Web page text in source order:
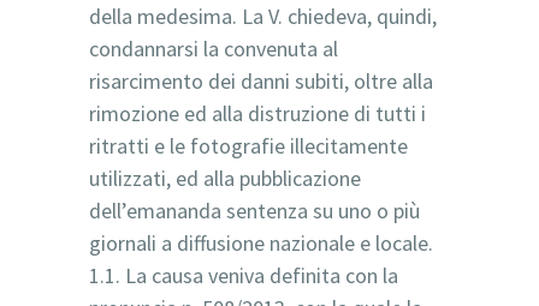
della medesima. La V. chiedeva, quindi,
condannarsi la convenuta al
risarcimento dei danni subiti, oltre alla
rimozione ed alla distruzione di tutti i
ritratti e le fotografie illecitamente
utilizzati, ed alla pubblicazione
dell’emananda sentenza su uno o più
giornali a diffusione nazionale e locale.
1.1. La causa veniva definita con la